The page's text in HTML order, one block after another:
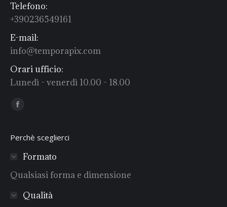
Telefono:
+390236549161
E-mail:
info@temporapix.com
Orari ufficio:
Lunedì - venerdì 10.00 - 18.00
Find us on:
Facebook
Perchè sceglierci
Formato
Qualsiasi forma e dimensione
Qualità